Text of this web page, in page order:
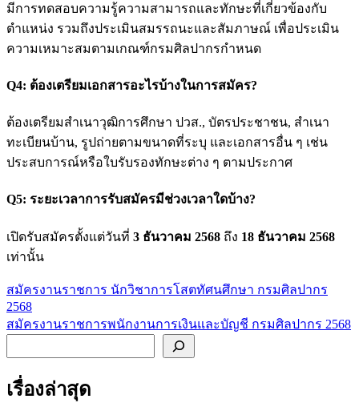
มีการทดสอบความรู้ความสามารถและทักษะที่เกี่ยวข้องกับ
ตำแหน่ง รวมถึงประเมินสมรรถนะและสัมภาษณ์ เพื่อประเมิน
ความเหมาะสมตามเกณฑ์กรมศิลปากรกำหนด
Q4: ต้องเตรียมเอกสารอะไรบ้างในการสมัคร?
ต้องเตรียมสำเนาวุฒิการศึกษา ปวส., บัตรประชาชน, สำเนา
ทะเบียนบ้าน, รูปถ่ายตามขนาดที่ระบุ และเอกสารอื่น ๆ เช่น
ประสบการณ์หรือใบรับรองทักษะต่าง ๆ ตามประกาศ
Q5: ระยะเวลาการรับสมัครมีช่วงเวลาใดบ้าง?
เปิดรับสมัครตั้งแต่วันที่ 3 ธันวาคม 2568 ถึง 18 ธันวาคม 2568
เท่านั้น
แนะแนว
เรื่อง
สมัครงานราชการ นักวิชาการโสตทัศนศึกษา กรมศิลปากร
2568
สมัครงานราชการพนักงานการเงินและบัญชี กรมศิลปากร 2568
เรื่องล่าสุด